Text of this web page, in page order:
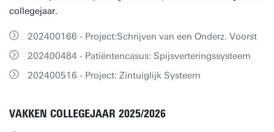
collegejaar.
202400166 - Project:Schrijven van een Onderz. Voorst
202400484 - Patiëntencasus: Spijsverteringssysteem
202400516 - Project: Zintuiglijk Systeem
VAKKEN COLLEGEJAAR 2025/2026